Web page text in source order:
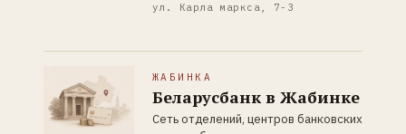
ул. Карла маркса, 7-3
ЖАБИНКА
Беларусбанк в Жабинке
Сеть отделений, центров банковских